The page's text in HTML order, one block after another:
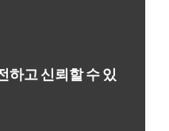
하고 신뢰할 수 있